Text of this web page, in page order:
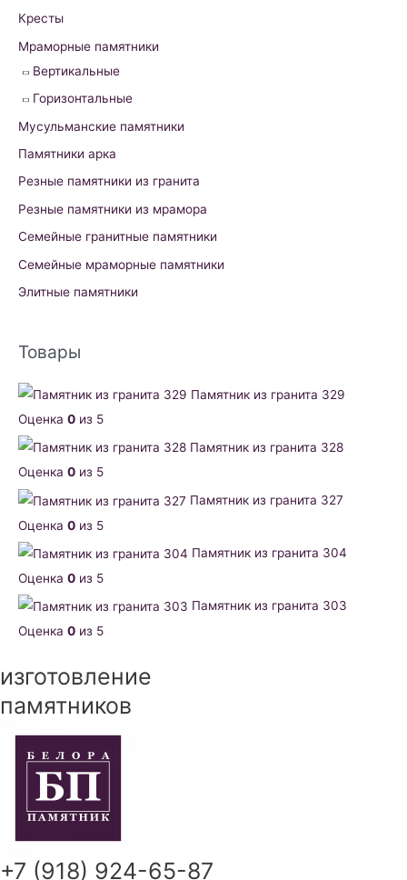
Кресты
Мраморные памятники
Вертикальные
Горизонтальные
Мусульманские памятники
Памятники арка
Резные памятники из гранита
Резные памятники из мрамора
Семейные гранитные памятники
Семейные мраморные памятники
Элитные памятники
Товары
Памятник из гранита 329
Оценка 0 из 5
Памятник из гранита 328
Оценка 0 из 5
Памятник из гранита 327
Оценка 0 из 5
Памятник из гранита 304
Оценка 0 из 5
Памятник из гранита 303
Оценка 0 из 5
изготовление
памятников
+7 (918) 924-65-87